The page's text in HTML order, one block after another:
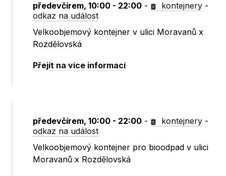
předevčírem, 10:00 - 22:00 - kontejnery -
odkaz na událost
Velkoobjemový kontejner v ulici Moravanů x
Rozdělovská
Přejít na více informací
předevčírem, 10:00 - 22:00 - kontejnery -
odkaz na událost
Velkoobjemový kontejner pro bioodpad v ulici
Moravanů x Rozdělovská